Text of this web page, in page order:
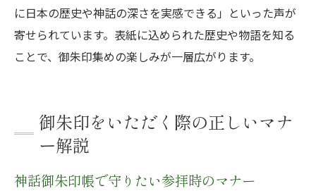
に日本の歴史や神話の深さを実感できる」といった声が
寄せられています。表紙に込められた歴史や物語を知る
ことで、御朱印集めの楽しみが一層広がります。
御朱印をいただく際の正しいマナ
ー解説
神話御朱印帳で守りたい参拝時のマナー